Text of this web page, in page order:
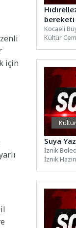
için
Kocaeli
Kültür
Suya
İznik
İznik